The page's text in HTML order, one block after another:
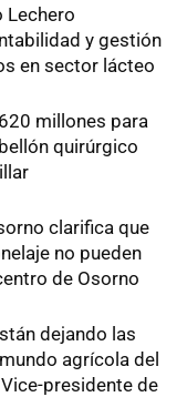
Lechero
y gestión
en sector lácteo
millones para
quirúrgico
clarifica que
no pueden
de Osorno
dejando las
agrícola del
presidente de